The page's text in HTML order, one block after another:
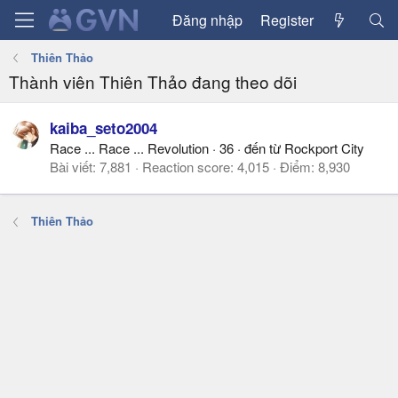
Đăng nhập Register
Thiên Thảo
Thành viên Thiên Thảo đang theo dõi
kaiba_seto2004
Race ... Race ... Revolution · 36 · đến từ Rockport City
Bài viết 7,881 Reaction score 4,015 Điểm 8,930
Thiên Thảo